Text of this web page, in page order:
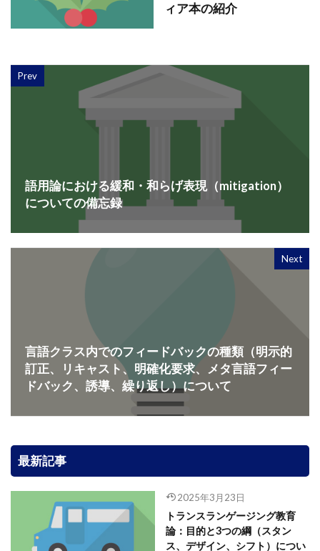
ィア本の紹介
Prev
語用論における緩和・和らげ表現（mitigation）
についての備忘録
Next
言語クラス内でのフィードバックの種類（明示的
訂正、リキャスト、明確化要求、メタ言語フィー
ドバック、誘導、繰り返し）について
最新記事
2025年3月23日
トランスランゲージング教育
論：目的と3つの綱（スタン
ス、デザイン、シフト）につい